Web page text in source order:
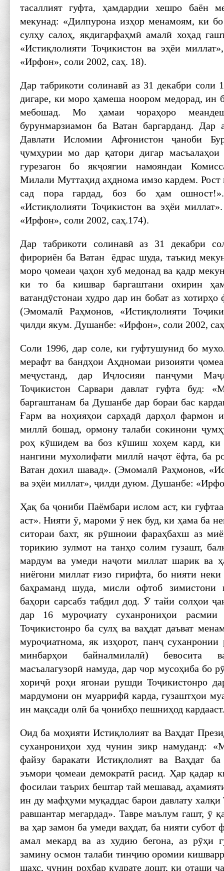
тасаллият гуфта, ҳамдардии хешро баён
мекунад: «Дилпурона изҳор менамоям, ки
сулҳу салоҳ, якдигарфаҳмӣ амалӣ хоҳад
«Истиқлолияти Тоҷикистон ва эҳёи
«Ирфон», соли 2002, саҳ. 18).
Дар табрикоти солинавӣ аз 31 декабри
дигаре, ки моро ҳамеша ноором медорад, ин
мебошад. Мо ҳамаи чораҳоро
бурунмарзиамон ба Ватан баргарданд. Дар
Давлати Исломии Афғонистон ҷаноби
ҷумҳурии мо дар қатори дигар
гурезагон бо якҷоягии намояндаи
Милали Муттаҳид аҳднома имзо кардем. Рост
сад пора гардад, боз бо ҳам
«Истиқлолияти Тоҷикистон ва эҳёи
«Ирфон», соли 2002, саҳ.174).
Дар табрикоти солинавӣ аз 31 декабри
фирориён ба Ватан ёдрас шуда, таъкид
моро ҷомеаи ҷаҳон хуб медонад ва қадр
ки то ба кишвар баргаштани охирин
ватандӯстонаи худро дар ин бобат аз
(Эмомалӣ Раҳмонов, «Истиқлолияти
ҷилди якум. Душанбе: «Ирфон», соли 2002,
Соли 1996, дар соле, ки гуфтушунид бо
мерафт ва бандҳои Аҳдномаи ризоияти
меҷустанд, дар Иҷлосияи панҷуми
Тоҷикистон Сарвари давлат гуфта буд:
баргаштанам ба Душанбе дар бораи бас
Ғарм ва ноҳияҳои сарҳадӣ дарҳол фармон
миллӣ бошад, ормону талаби сокинони
роҳ кӯшидем ва боз кӯшиш хоҳем кард, ки
нангини мухолифати миллӣ наҷот ёфта, ба
Ватан дохил шавад». (Эмомалӣ Раҳмонов,
ва эҳёи миллат», ҷилди дуюм. Душанбе:
Ҳақ ба ҷониби Паёмбари ислом аст, ки
аст». Нияти ӯ, мароми ӯ нек буд, ки ҳама ба
ситораи бахт, як рӯшноии фараҳбахш аз
торикию зулмот на танҳо солим гузашт,
мардум ва умеди наҷоти миллат шарик ва
ниёгони миллат ғизо гирифта, бо нияти
баҳраманд шуда, мисли офтоб зимистони
баҳори сарсабз табдил дод. Ӯ тайи солҳои
дар 16 муроҷиату суханрониҳои
Тоҷикистонро ба сулҳ ва ваҳдат даъват
муроҷиатнома, як изҳорот, панҷ
минбарҳои байналмилалӣ) бевосита
масъалагузорӣ намуда, дар чор мусоҳиба бо
хориҷӣ роҳи ягонаи рушди Тоҷикистонро
мардумони он муаррифӣ карда, гузаштҳои
ин мақсади олӣ ба ҷонибҳо пешниҳод кардааст.
Оид ба моҳияти Истиқлолият ва Ваҳдат
суханрониҳои худ чунин зикр намуданд:
файзу баракати Истиқлолият ва Ваҳдат
эъмори ҷомеаи демократӣ расид. Ҳар қадар
фосилаи таърих бештар тай мешавад,
ин ду мафҳуми муқаддас барои давлату
равшантар мегардад». Тавре маълум гашт, ӯ
ва ҳар замон ба умеди ваҳдат, ба нияти субот
амал мекард ва аз худию бегона, аз рӯҳи
замину осмон талаби тинҷию оромии
шахс, чунин роҳбар қудрате дошт, ки оташи